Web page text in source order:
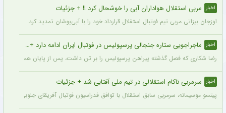
اخبار مربی استقلال هواداران آبی را خوشحال کرد !! + جزئیات
اوزجان بیزاتی مربی تیم فوتبال استقلال قرارداد خود را با آبی‌پوشان تمدید کرد.
اخبار ماجراجویی ستاره جنجالی پرسپولیس در فوتبال ایران ادامه دارد + جزئیات
رضا شکاری که فصل گذشته پیراهن پرسپولیس را بر تن داشت، پس از پایان همکاری با
اخبار سرمربی ناکام استقلالی در تیم ملی آفتابی شد + جزئیات
پیتسو موسیمانه، سرمربی سابق استقلال با توافق فدراسیون فوتبال آفریقای جنوبی